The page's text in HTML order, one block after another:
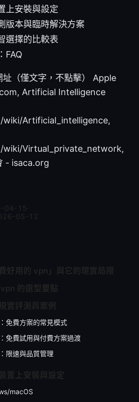
上安裝與設定
版本與臨時解決方案
選擇的比較表
FAQ
址（僅文字，不點擊） Apple
Artificial Intelligence
wiki/Artificial_intelligence,
wiki/Virtual_private_network,
- isaca.org
免費方案的常見模式
免費試用與付費方案過渡
限速與品質管理
macOS